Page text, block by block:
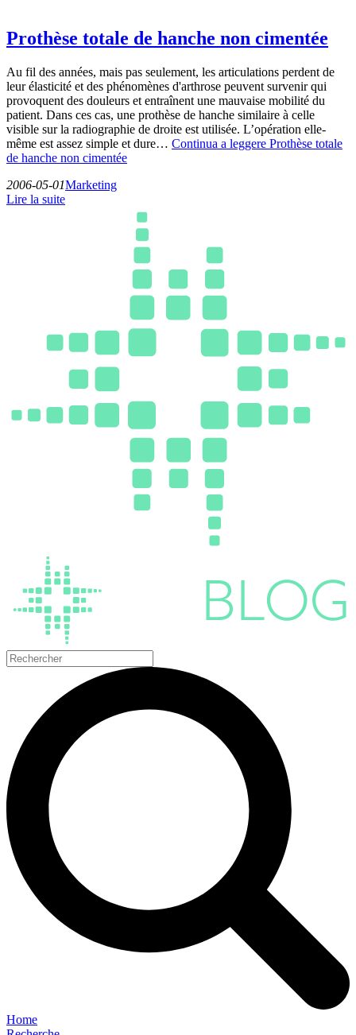
Prothèse totale de hanche non cimentée
Au fil des années, mais pas seulement, les articulations perdent de
leur élasticité et des phénomènes d'arthrose peuvent survenir qui
provoquent des douleurs et entraînent une mauvaise mobilité du
patient. Dans ces cas, une prothèse de hanche similaire à celle
visible sur la radiographie de droite est utilisée. L’opération elle-
même est assez simple et dure… Continua a leggere Prothèse totale
de hanche non cimentée
2006-05-01Marketing
Lire la suite
Home